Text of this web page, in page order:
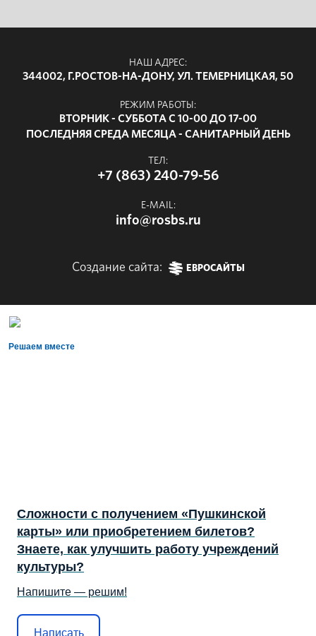
НАШ АДРЕС:
344002, Г.РОСТОВ-НА-ДОНУ, УЛ. ТЕМЕРНИЦКАЯ, 50
РЕЖИМ РАБОТЫ:
ВТОРНИК - СУББОТА С 10-00 ДО 17-00
ПОСЛЕДНЯЯ СРЕДА МЕСЯЦА - САНИТАРНЫЙ ДЕНЬ
ТЕЛ:
+7 (863) 240-79-56
E-MAIL:
info@rosbs.ru
Создание сайта: ЕВРОСАЙТЫ
Решаем вместе
Сложности с получением «Пушкинской
карты» или приобретением билетов?
Знаете, как улучшить работу учреждений
культуры?
Напишите — решим!
Написать